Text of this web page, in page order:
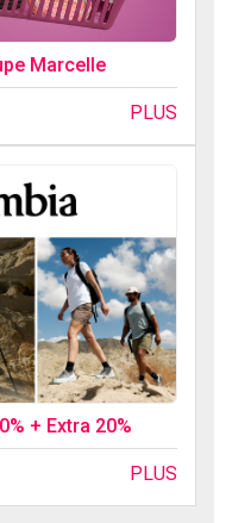
Marcelle
PLUS
+ Extra 20%
PLUS